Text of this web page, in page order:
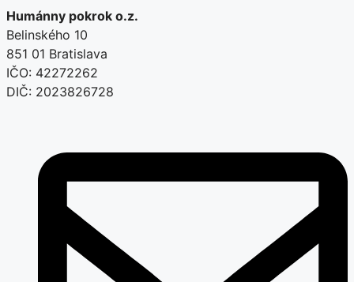
Humánny pokrok o.z.
Belinského 10
851 01 Bratislava
IČO: 42272262
DIČ: 2023826728